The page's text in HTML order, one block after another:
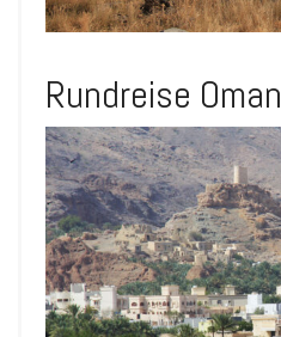
Rundreise Oman